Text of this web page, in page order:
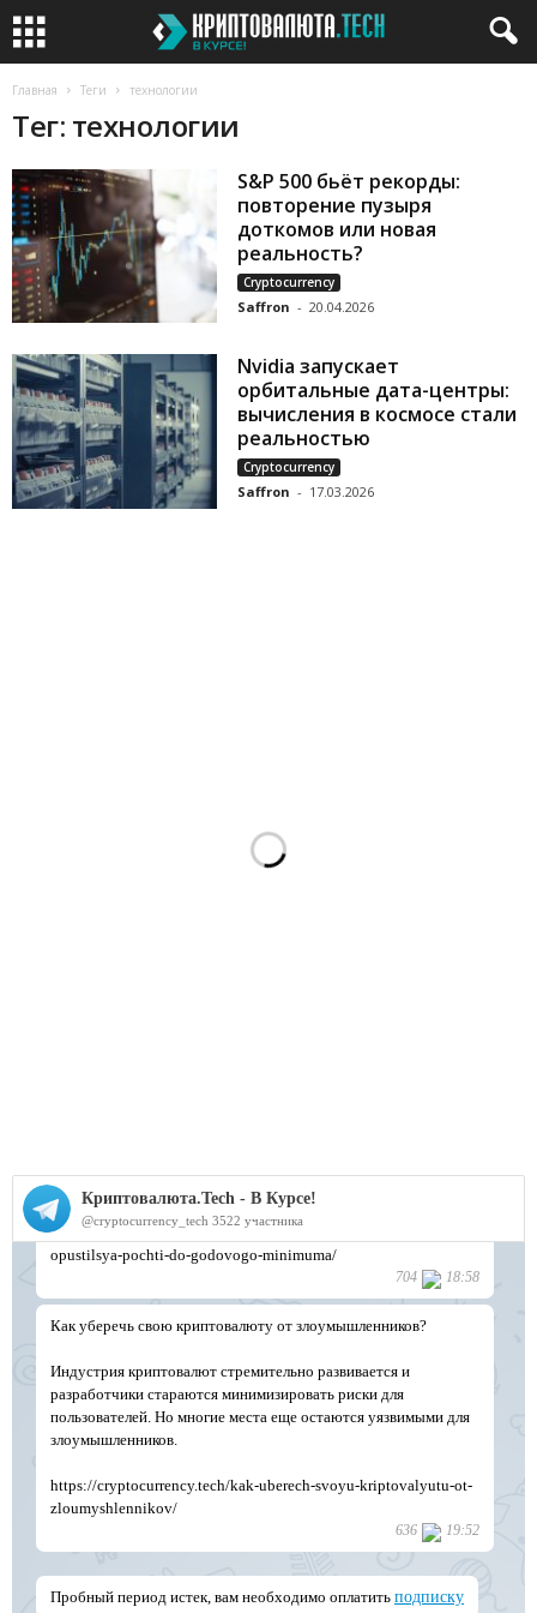
Главная Теги технологии
Тег: технологии
S&P 500 бьёт рекорды:
повторение пузыря
доткомов или новая
реальность?
Cryptocurrency
Saffron - 20.04.2026
Nvidia запускает
орбитальные дата-центры:
вычисления в космосе стали
реальностью
Cryptocurrency
Saffron - 17.03.2026